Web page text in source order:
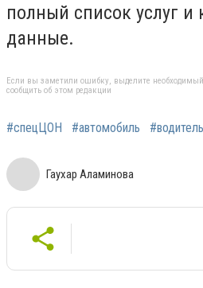
полный список услуг и
данные.
Если вы заметили ошибку, выделите
сообщить об этом редакции
#спецЦОН #автомобиль #водитель
Гаухар Аламинова